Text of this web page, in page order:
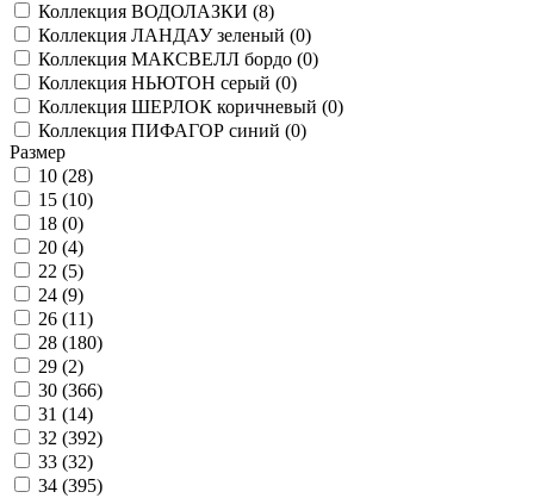
Коллекция ВОДОЛАЗКИ (8)
Коллекция ЛАНДАУ зеленый (0)
Коллекция МАКСВЕЛЛ бордо (0)
Коллекция НЬЮТОН серый (0)
Коллекция ШЕРЛОК коричневый (0)
Коллекция ПИФАГОР синий (0)
Размер
10 (28)
15 (10)
18 (0)
20 (4)
22 (5)
24 (9)
26 (11)
28 (180)
29 (2)
30 (366)
31 (14)
32 (392)
33 (32)
34 (395)